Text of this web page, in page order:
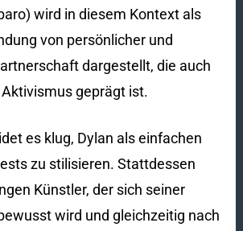
wird in diesem Kontext als
von persönlicher und
dargestellt, die auch
geprägt ist.
es klug, Dylan als einfachen
zu stilisieren. Stattdessen
Künstler, der sich seiner
wird und gleichzeitig nach